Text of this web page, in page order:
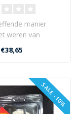
manier
weren van
en ganzen op uw
en ..
€38,65
SALE -10%